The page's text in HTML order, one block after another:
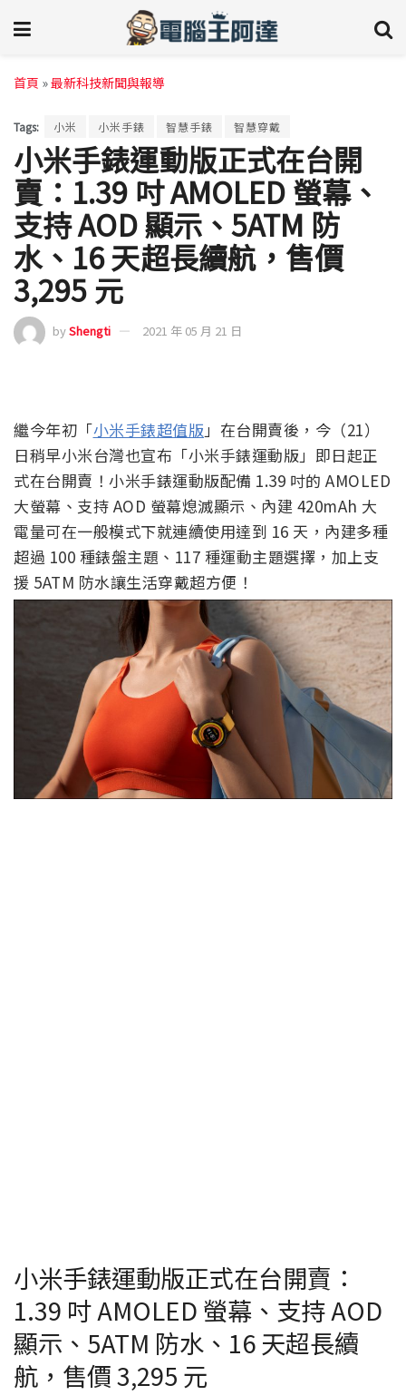
首頁 »最新科技新聞與報導
Tags: 小米 小米手錶 智慧手錶 智慧穿戴
小米手錶運動版正式在台開
賣：1.39 吋 AMOLED 螢幕、
支持 AOD 顯示、5ATM 防
水、16 天超長續航，售價
3,295 元
byShengti 2021 年 05 月 21 日
繼今年初「小米手錶超值版」在台開賣後，今（21）
日稍早小米台灣也宣布「小米手錶運動版」即日起正
式在台開賣！小米手錶運動版配備 1.39 吋的 AMOLED
大螢幕、支持 AOD 螢幕熄滅顯示、內建 420mAh 大
電量可在一般模式下就連續使用達到 16 天，內建多種
超過 100 種錶盤主題、117 種運動主題選擇，加上支
援 5ATM 防水讓生活穿戴超方便！
小米手錶運動版正式在台開賣：
1.39 吋 AMOLED 螢幕、支持 AOD
顯示、5ATM 防水、16 天超長續
航，售價 3,295 元